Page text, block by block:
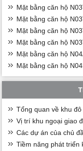
Mặt bằng căn hộ
Mặt bằng căn hộ
Mặt bằng căn hộ
Mặt bằng căn hộ
Mặt bằng căn hộ
Mặt bằng căn hộ
Tổng quan về khu
Vị trí khu ngoại giao
Các dự án của chủ
Tiềm năng phát triển